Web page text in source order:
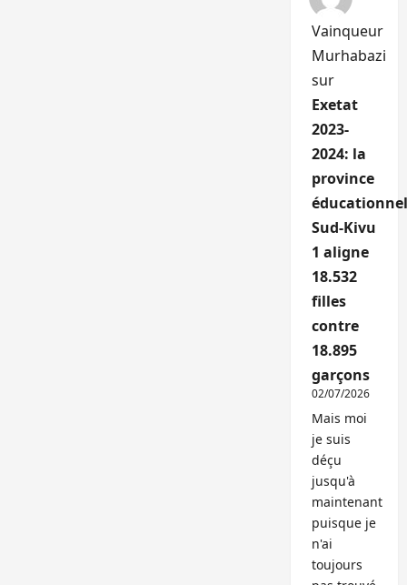
Vainqueur
Murhabazi
sur
Exetat
2023-
2024: la
province
Sud-Kivu
1 aligne
18.532
filles
contre
18.895
garçons
02/07/2026
Mais moi
je suis
déçu
jusqu'à
maintenant
puisque je
n'ai
toujours